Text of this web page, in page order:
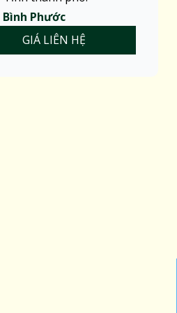
Bình Phước
GIÁ LIÊN HỆ